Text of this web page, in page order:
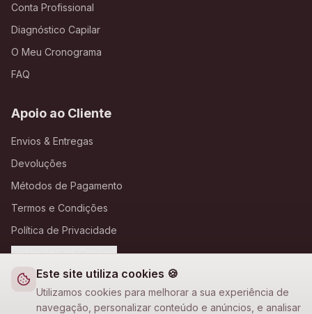
Este site utiliza cookies 🍪
Utilizamos cookies para melhorar a sua experiência de
navegação, personalizar conteúdo e anúncios, e analisar
Conta Profissional
Diagnóstico Capilar
O Meu Cronograma
FAQ
Apoio ao Cliente
Envios & Entregas
Devoluções
Métodos de Pagamento
Termos e Condições
Política de Privacidade
Definições de Cookies
A Loja Nova